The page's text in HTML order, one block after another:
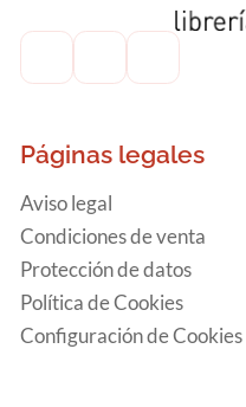
Páginas legales
Aviso legal
Condiciones de venta
Protección de datos
Política de Cookies
Configuración de Cookies